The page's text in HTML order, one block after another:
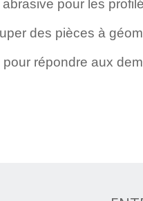
pour les
des pièces à
répondre aux